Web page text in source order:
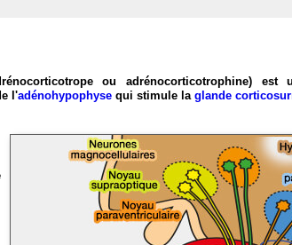
ou adrénocorticotrophine) est
l'adénohypophyse qui stimule laglande